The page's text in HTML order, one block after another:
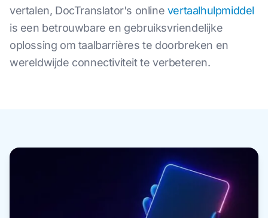
vertalen, DocTranslator's online vertaalhulpmiddel
is een betrouwbare en gebruiksvriendelijke
oplossing om taalbarrières te doorbreken en
wereldwijde connectiviteit te verbeteren.